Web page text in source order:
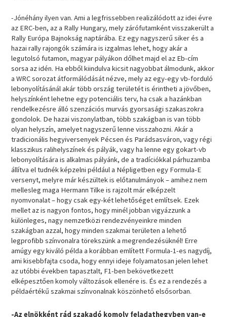
-Jónéhány ilyen van. Ami a legfrissebben realizálódott az idei évre
az ERC-ben, az a Rally Hungary, mely zárófutamként visszakerült a
Rally Európa Bajnokság naptárába. Ez egy nagyszerű siker és a
hazai rally rajongók számára is izgalmas lehet, hogy akár a
legutolsó futamon, magyar pályákon dőlhet majd el az Eb-cím
sorsa az idén. Ha ebből kiindulva kicsit nagyobbat álmodunk, akkor
a WRC sorozat átformálódását nézve, mely az egy-egy vb-forduló
lebonyolításánál akár több ország területét is érintheti a jövőben,
helyszínként lehetne egy potenciális terv, ha csak a hazánkban
rendelkezésre álló szenzációs murvás gyorsasági szakaszokra
gondolok. De hazai viszonylatban, több szakágban is van több
olyan helyszín, amelyet nagyszerű lenne visszahozni. Akár a
tradicionális hegyiversenyek Pécsen és Parádsasváron, vagy régi
klasszikus ralihelyszínek és pályák, vagy ha lenne egy gokart-vb
lebonyolítására is alkalmas pályánk, de a tradíciókkal párhuzamba
állítva el tudnék képzelni például a Népligetben egy Formula-E
versenyt, melyre már készültek is előtanulmányok – amihez nem
mellesleg maga Hermann Tilke is rajzolt már elképzelt
nyomvonalat – hogy csak egy-két lehetőséget említsek. Ezek
mellet az is nagyon fontos, hogy minél jobban vigyázzunk a
különleges, nagy nemzetközi rendezvényeinkre minden
szakágban azzal, hogy minden szakmai területen a lehető
legprofibb színvonalra törekszünk a megrendezésüknél! Erre
amúgy egy kiváló példa a korábban említett Formula-1-es nagydíj,
ami kisebbfajta csoda, hogy ennyi ideje folyamatosan jelen lehet
az utóbbi években tapasztalt, F1-ben bekövetkezett
elképesztően komoly változások ellenére is. És ez a rendezés a
példaértékű szakmai színvonalnak köszönhető elsősorban.
-Az elnökként rád szakadó komoly feladathegyben van-e